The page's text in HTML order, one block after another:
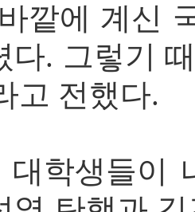
깥에 계신
다. 그렇기
고 전했다.
대학생들이